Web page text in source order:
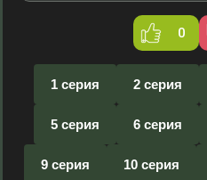
0
1 серия 2 серия
5 серия 6 серия
9 серия 10 серия